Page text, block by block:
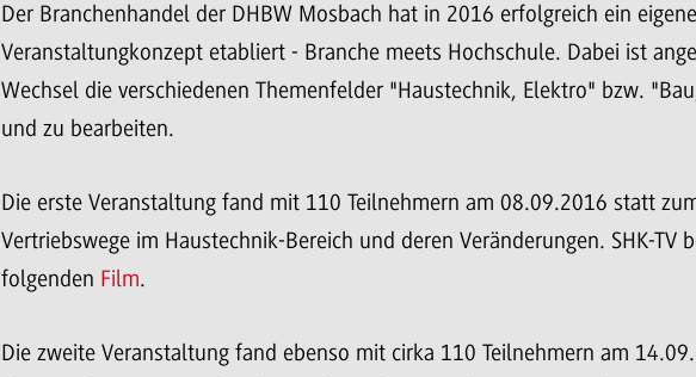
Der Branchenhandel der DHBW Mosbach hat in 2016 erfolgreich ein
Veranstaltungkonzept etabliert - Branche meets Hochschule. Dabei ist
Wechsel die verschiedenen Themenfelder "Haustechnik, Elektro" bzw.
und zu bearbeiten.
Die erste Veranstaltung fand mit 110 Teilnehmern am 08.09.2016 statt
Vertriebswege im Haustechnik-Bereich und deren Veränderungen. SHK-TV
folgenden Film.
Die zweite Veranstaltung fand ebenso mit cirka 110 Teilnehmern am